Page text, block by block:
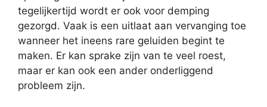
tegelijkertijd wordt er ook voor demping
gezorgd. Vaak is een uitlaat aan vervanging toe
wanneer het ineens rare geluiden begint te
maken. Er kan sprake zijn van te veel roest,
maar er kan ook een ander onderliggend
probleem zijn.